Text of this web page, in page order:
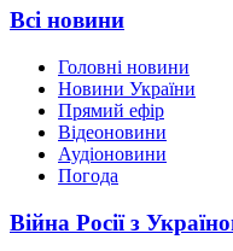
Всі новини
Головні новини
Новини України
Прямий ефір
Відеоновини
Аудіоновини
Погода
Війна Росії з